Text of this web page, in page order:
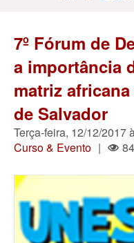
7º Fórum de
a importância
matriz
de Salvador
Terça-feira, 12/12/2017
Curso & Evento | 84